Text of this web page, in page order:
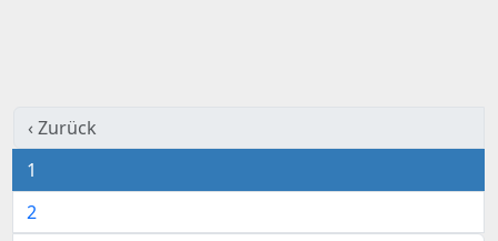
‹ Zurück
1
2